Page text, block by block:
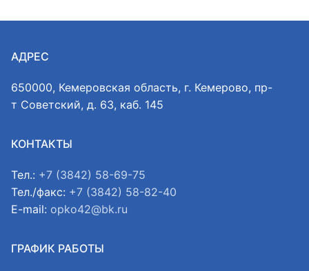
АДРЕС
650000, Кемеровская область, г. Кемерово, пр-
т Советский, д. 63, каб. 145
КОНТАКТЫ
Тел.: +7 (3842) 58-69-75
Тел./факс: +7 (3842) 58-82-40
E-mail: opko42@bk.ru
ГРАФИК РАБОТЫ